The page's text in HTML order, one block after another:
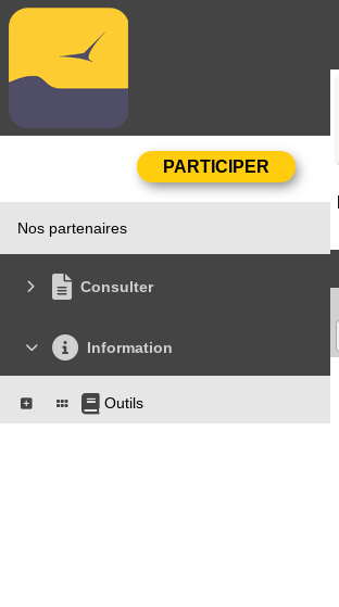
Nos partenaires
Consulter
Information
Outils